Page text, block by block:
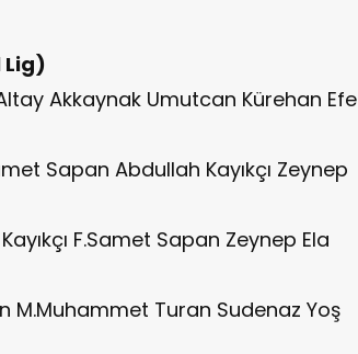
Lig)
Akkaynak Umutcan Kürehan Efe
Sapan Abdullah Kayıkçı Zeynep
F.Samet Sapan Zeynep Ela
M.Muhammet Turan Sudenaz Yoş